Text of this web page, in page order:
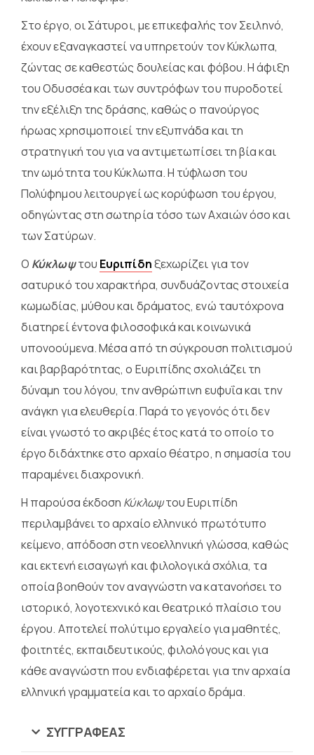
Στο έργο, οι Σάτυροι, με επικεφαλής τον Σειληνό,
έχουν εξαναγκαστεί να υπηρετούν τον Κύκλωπα,
ζώντας σε καθεστώς δουλείας και φόβου. Η άφιξη
του Οδυσσέα και των συντρόφων του πυροδοτεί
την εξέλιξη της δράσης, καθώς ο πανούργος
ήρωας χρησιμοποιεί την εξυπνάδα και τη
στρατηγική του για να αντιμετωπίσει τη βία και
την ωμότητα του Κύκλωπα. Η τύφλωση του
Πολύφημου λειτουργεί ως κορύφωση του έργου,
οδηγώντας στη σωτηρία τόσο των Αχαιών όσο και
των Σατύρων.
Ο Κύκλωψτου Ευριπίδηξεχωρίζει για τον
σατυρικό του χαρακτήρα, συνδυάζοντας στοιχεία
κωμωδίας, μύθου και δράματος, ενώ ταυτόχρονα
διατηρεί έντονα φιλοσοφικά και κοινωνικά
υπονοούμενα. Μέσα από τη σύγκρουση πολιτισμού
και βαρβαρότητας, ο Ευριπίδης σχολιάζει τη
δύναμη του λόγου, την ανθρώπινη ευφυΐα και την
ανάγκη για ελευθερία. Παρά το γεγονός ότι δεν
είναι γνωστό το ακριβές έτος κατά το οποίο το
έργο διδάχτηκε στο αρχαίο θέατρο, η σημασία του
παραμένει διαχρονική.
Η παρούσα έκδοση Κύκλωψτου Ευριπίδη
περιλαμβάνει το αρχαίο ελληνικό πρωτότυπο
κείμενο, απόδοση στη νεοελληνική γλώσσα, καθώς
και εκτενή εισαγωγή και φιλολογικά σχόλια, τα
οποία βοηθούν τον αναγνώστη να κατανοήσει το
ιστορικό, λογοτεχνικό και θεατρικό πλαίσιο του
έργου. Αποτελεί πολύτιμο εργαλείο για μαθητές,
φοιτητές, εκπαιδευτικούς, φιλολόγους και για
κάθε αναγνώστη που ενδιαφέρεται για την αρχαία
ελληνική γραμματεία και το αρχαίο δράμα.
ΣΥΓΓΡΑΦΈΑΣ